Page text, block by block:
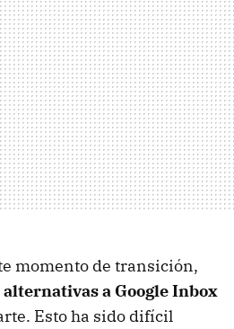
momento de transición,
alternativas a Google Inbox
Esto ha sido difícil